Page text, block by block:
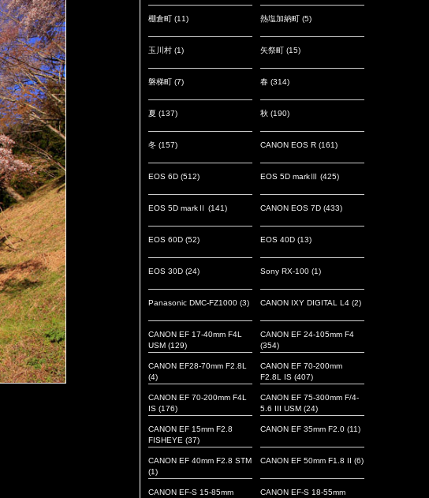
棚倉町 (11) 熱塩加納町 (5)
玉川村 (1) 矢祭町 (15)
磐梯町 (7) 春 (314)
夏 (137) 秋 (190)
冬 (157) CANON EOS R (161)
EOS 6D (512) EOS 5D markⅢ (425)
EOS 5D markⅡ (141) CANON EOS 7D (433)
EOS 60D (52) EOS 40D (13)
EOS 30D (24) Sony RX-100 (1)
Panasonic DMC-FZ1000 (3) CANON IXY DIGITAL L4 (2)
CANON EF 17-40mm F4L
USM (129)
CANON EF 24-105mm F4
(354)
CANON EF28-70mm F2.8L
(4)
CANON EF 70-200mm
F2.8L IS (407)
CANON EF 70-200mm F4L
IS (176)
CANON EF 75-300mm F/4-
5.6 III USM (24)
CANON EF 15mm F2.8
FISHEYE (37)
CANON EF 35mm F2.0 (11)
CANON EF 40mm F2.8 STM
(1)
CANON EF 50mm F1.8 II (6)
CANON EF-S 15-85mm
CANON EF-S 18-55mm